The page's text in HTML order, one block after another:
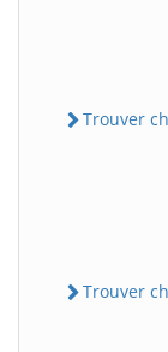
Trouver
Trouver